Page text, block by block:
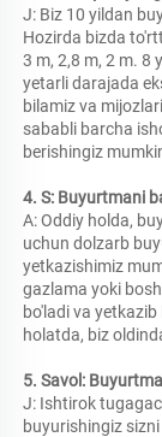
J: Biz 10 yildan
Hozirda bizda
3 m, 2,8 m, 2 m.
yetarli darajada
bilamiz va
sababli barcha
berishingiz
4. S: Buyurtmani
A: Oddiy holda,
uchun dolzarb
yetkazishimiz
gazlama yoki
bo'ladi va
holatda, biz
5. Savol:
J: Ishtirok
buyurishingiz